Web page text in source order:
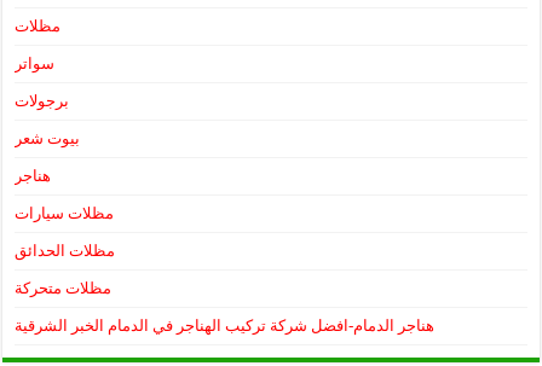
مظلات
سواتر
برجولات
بيوت شعر
هناجر
مظلات سيارات
مظلات الحدائق
مظلات متحركة
هناجر الدمام-افضل شركة تركيب الهناجر في الدمام الخبر الشرقية